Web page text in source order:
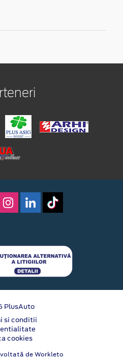
PlusAuto
si conditii
cookies
de Workleto